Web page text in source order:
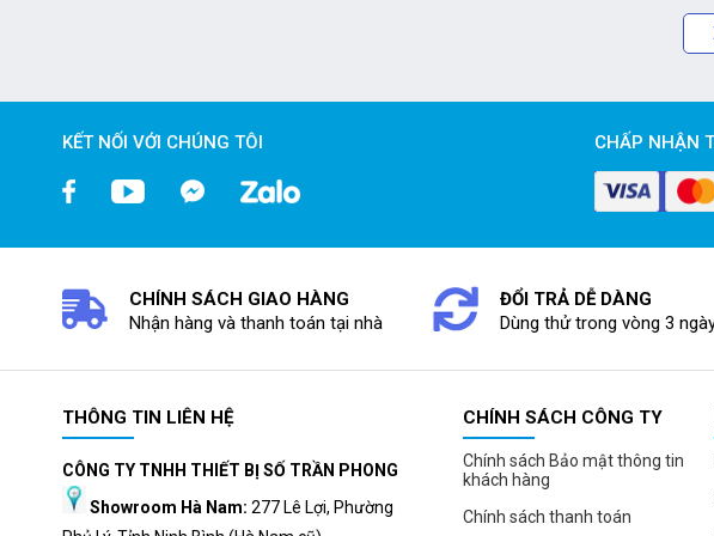
KẾT NỐI VỚI CHÚNG TÔI CHẤP NHẬN
CHÍNH SÁCH GIAO HÀNG
Nhận hàng và thanh toán tại nhà
ĐỔI TRẢ DỄ DÀNG
Dùng thử trong vòng 3
THÔNG TIN LIÊN HỆ
CÔNG TY TNHH THIẾT BỊ SỐ TRẦN PHONG
Showroom Hà Nam: 277 Lê Lợi, Phường
CHÍNH SÁCH CÔNG TY
Chính sách Bảo mật thông tin
khách hàng
Chính sách thanh toán